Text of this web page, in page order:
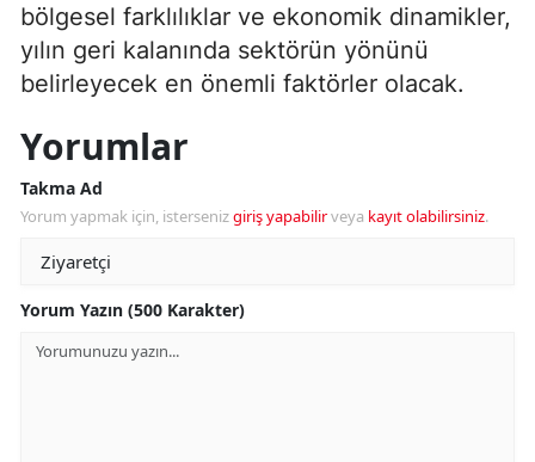
bölgesel farklılıklar ve ekonomik dinamikler,
yılın geri kalanında sektörün yönünü
belirleyecek en önemli faktörler olacak.
Yorumlar
Takma Ad
Yorum yapmak için, istersenizgiriş yapabilirveya kayıt olabilirsiniz.
Yorum Yazın (500 Karakter)